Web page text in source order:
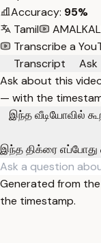
Accuracy: 95%
Tamil
Transcribe a
Transcript
Ask
Ask about this
— with the
இந்த வீடியோவில்
இந்த திக்ரை
Generated from
the timestamp.